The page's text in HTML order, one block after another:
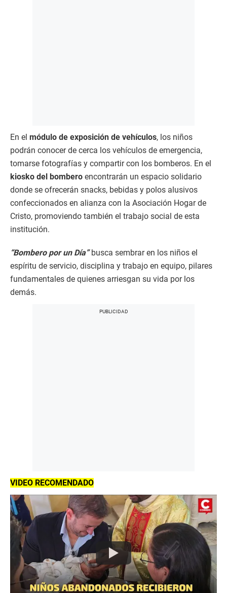
En el módulo de exposición de vehículos, los niños
podrán conocer de cerca los vehículos de emergencia,
tomarse fotografías y compartir con los bomberos. En el
kiosko del bombero encontrarán un espacio solidario
donde se ofrecerán snacks, bebidas y polos alusivos
confeccionados en alianza con la Asociación Hogar de
Cristo, promoviendo también el trabajo social de esta
institución.
“Bombero por un Día”busca sembrar en los niños el
espíritu de servicio, disciplina y trabajo en equipo, pilares
fundamentales de quienes arriesgan su vida por los
demás.
VIDEO RECOMENDADO